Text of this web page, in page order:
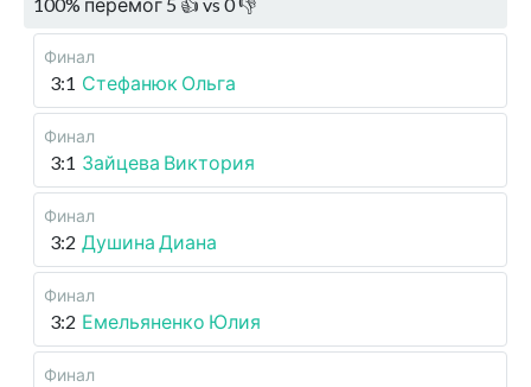
100% перемог 5 👍 vs 0👎
Финал
3:1 Стефанюк Ольга
Финал
3:1 Зайцева Виктория
Финал
3:2 Душина Диана
Финал
3:2 Емельяненко Юлия
Финал